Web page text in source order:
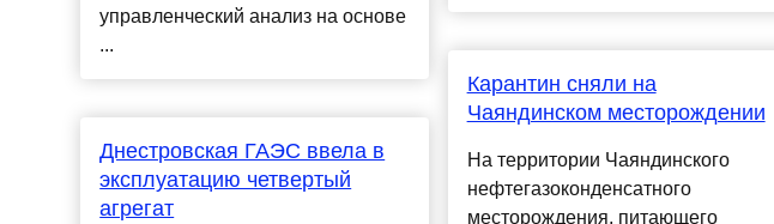
управленческий анализ на основе
...
Днестровская ГАЭС ввела в
эксплуатацию четвертый
агрегат
Карантин сняли на
Чаяндинском месторождении
На территории Чаяндинского
нефтегазоконденсатного
месторождения, питающего